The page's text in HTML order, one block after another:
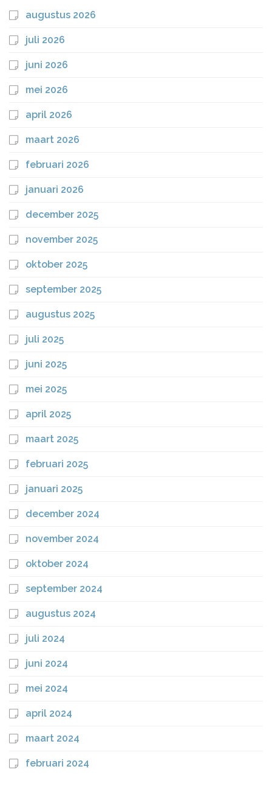
augustus 2026
juli 2026
juni 2026
mei 2026
april 2026
maart 2026
februari 2026
januari 2026
december 2025
november 2025
oktober 2025
september 2025
augustus 2025
juli 2025
juni 2025
mei 2025
april 2025
maart 2025
februari 2025
januari 2025
december 2024
november 2024
oktober 2024
september 2024
augustus 2024
juli 2024
juni 2024
mei 2024
april 2024
maart 2024
februari 2024